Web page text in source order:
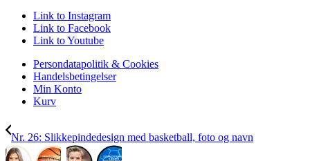
Link to Instagram
Link to Facebook
Link to Youtube
Persondatapolitik & Cookies
Handelsbetingelser
Min Konto
Kurv
Nr. 26: Slikkepindedesign med basketball, foto og navn